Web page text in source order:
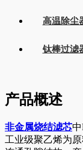
高温除尘
钛棒过滤
产品概述
非金属烧结滤芯
工业级聚乙烯为